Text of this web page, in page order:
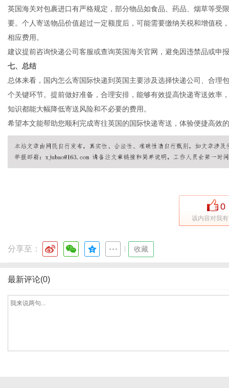
英国海关对包裹进口有严格规定，部分物品如食品、药品、烟草等受
要。个人寄送物品价值超过一定额度后，可能需要缴纳关税和增值税
相应费用。
建议提前咨询快递公司客服或查询英国海关官网，避免因违禁品或申
七、总结
总体来看，国内怎么寄国际快递到英国主要涉及选择快递公司、合理
个关键环节。提前做好准备，合理安排，能够有效提高快递寄送效率
知识都能大幅降低寄送风险和不必要的费用。
希望本文能帮助您顺利完成寄往英国的国际快递寄送，体验便捷高效
0
该内容对我
分享至： 收藏
最新评论(0)